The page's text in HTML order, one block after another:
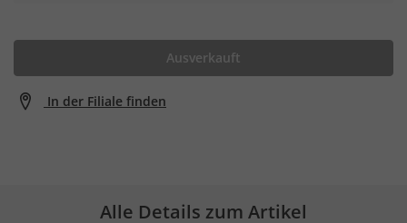
Ausverkauft
In der Filiale finden
Alle Details zum Artikel